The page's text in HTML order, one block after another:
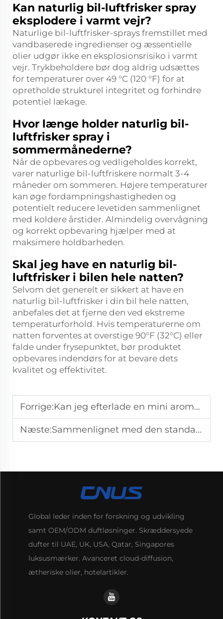
Kan naturlig bil-luftfrisker spray
eksplodere i varmt vejr?
Naturlige bil-luftfrisker-sprays fremstillet med
vandbaserede ingredienser og æssentielle
olier udgør ikke en eksplosionsrisiko i varmt
vejr. Trykbeholdere bør dog aldrig udsættes
for temperaturer over 49 °C (120 °F) for at
opretholde strukturel integritet og forhindre
potentiel lækage.
Hvor længe holder naturlig bil-
luftfrisker spray i
sommermånederne?
Når de opbevares og vedligeholdes korrekt,
varer naturlige bil-luftfriskere normalt 3-4
måneder om sommeren. Højere temperaturer
kan øge fordampningshastigheden og
potentielt reducere levetiden sammenlignet
med koldere årstider. Almindelig overvågning
og korrekt opbevaring hjælper med at
maksimere holdbarheden.
Skal jeg have en naturlig bil-
luftfrisker i bilen hele natten?
Selvom det generelt er sikkert at have en
naturlig bil-luftfrisker i din bil hele natten,
anbefales det at fjerne den ved ekstreme
temperaturforhold. Hvis temperaturerne om
natten forventes at overstige 90°F (32°C) eller
falde under frysepunktet, bør produktet
opbevares indendørs for at bevare dets
kvalitet og effektivitet.
Forrige:Kan jeg efterlade en mini aromaterapi-diffusor i gang hele natten uden helbredsrisiko?
Næste:Sammenlignet med den standardmæssige plug-in-diffusor er HVAC aroma-diffusoren, USB-diffusoren og den genopladbare aroma-diffusor mere velegnet til hvilke scenarier?
Global leder inden for forskning og udvikling
samt OEM/ODM duftløsninger. Skræddersyede
dufter til UAE, UK, USA, Qatar, Singapores
luksusmærker. Avanceret cloud-diffusion,
ætheriske olier, hotelartikler.